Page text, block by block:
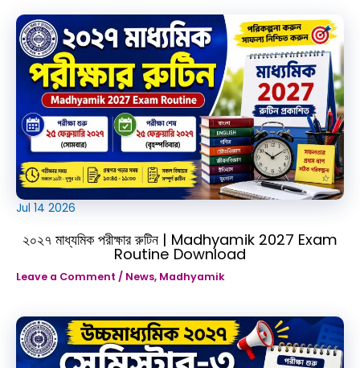
Jul 14 2026
২০২৭ মাধ্যমিক পরীক্ষার রুটিন | Madhyamik 2027 Exam
Routine Download
Leave a Comment / News, Madhyamik